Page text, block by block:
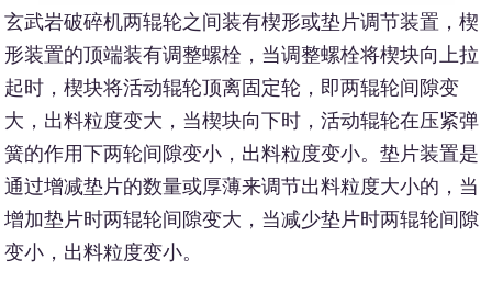
玄武岩破碎机两辊轮之间装有楔形或垫片调节装置，楔
形装置的顶端装有调整螺栓，当调整螺栓将楔块向上拉
起时，楔块将活动辊轮顶离固定轮，即两辊轮间隙变
大，出料粒度变大，当楔块向下时，活动辊轮在压紧弹
簧的作用下两轮间隙变小，出料粒度变小。垫片装置是
通过增减垫片的数量或厚薄来调节出料粒度大小的，当
增加垫片时两辊轮间隙变大，当减少垫片时两辊轮间隙
变小，出料粒度变小。